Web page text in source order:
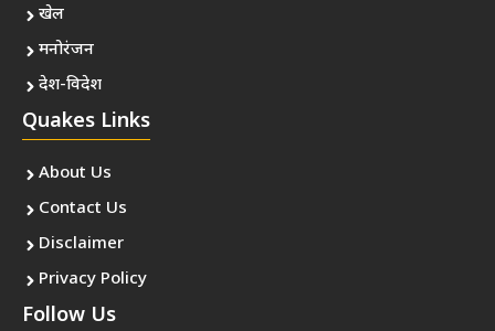
खेल
मनोरंजन
देश-विदेश
Quakes Links
About Us
Contact Us
Disclaimer
Privacy Policy
Follow Us